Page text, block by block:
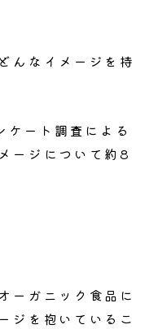
んなイメージを持
ケート調査による
ージについて約 8
ーガニック食品に
ジを抱いているこ